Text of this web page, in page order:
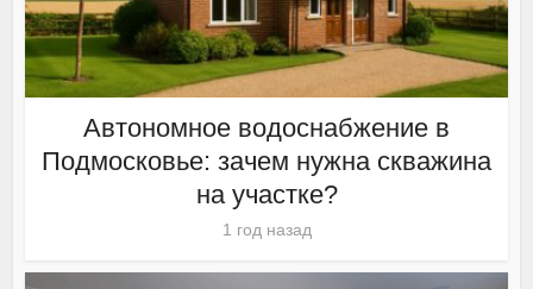
Автономное водоснабжение в
Подмосковье: зачем нужна скважина
на участке?
1 год назад